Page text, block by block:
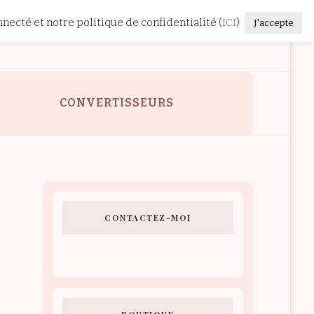
CONVERTISSEURS
CONTACTEZ-MOI
et notre politique de confidentialité (ICI) J'accepte